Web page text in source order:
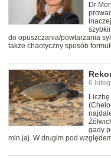
Dr
do opuszczania/powtarzania
także chaotyczny sposób
6
gady
mln jaj. W drugim pod